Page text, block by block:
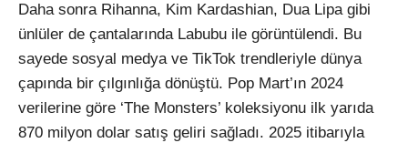
Daha sonra Rihanna, Kim Kardashian, Dua Lipa gibi
ünlüler de çantalarında Labubu ile görüntülendi. Bu
sayede sosyal medya ve TikTok trendleriyle dünya
çapında bir çılgınlığa dönüştü. Pop Mart’ın 2024
verilerine göre ‘The Monsters’ koleksiyonu ilk yarıda
870 milyon dolar satış geliri sağladı. 2025 itibarıyla